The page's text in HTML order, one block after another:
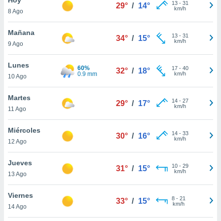
en
más
nuestra
de
cookies
aceptar
8 Ago
29° / 14° 13- 31
km/h
Mañana
9 Ago
34° / 15° 13- 31
km/h
Lunes
10 Ago
60%
0.9 mm
32° / 18° 17- 40
km/h
Martes
11 Ago
29° / 17° 14- 27
km/h
Miércoles
12 Ago
30° / 16° 14- 33
km/h
Jueves
13 Ago
31° / 15° 10- 29
km/h
Viernes
14 Ago
33° / 15° 8- 21
km/h